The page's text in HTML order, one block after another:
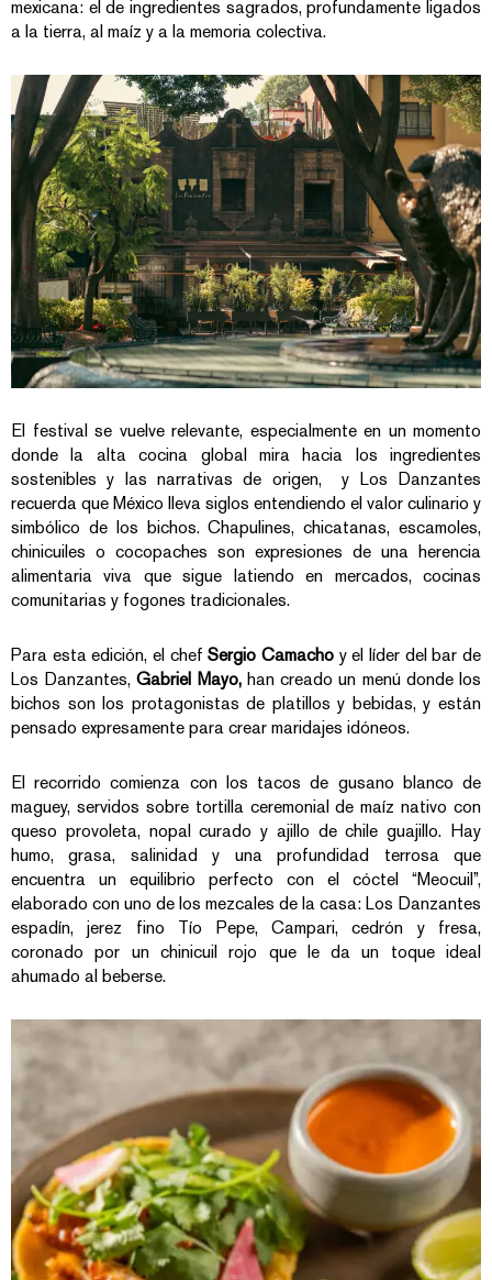
mexicana: el de ingredientes sagrados, profundamente ligados
a la tierra, al maíz y a la memoria colectiva.
El festival se vuelve relevante, especialmente en un momento
donde la alta cocina global mira hacia los ingredientes
sostenibles y las narrativas de origen, y Los Danzantes
recuerda que México lleva siglos entendiendo el valor culinario y
simbólico de los bichos. Chapulines, chicatanas, escamoles,
chinicuiles o cocopaches son expresiones de una herencia
alimentaria viva que sigue latiendo en mercados, cocinas
comunitarias y fogones tradicionales.
Para esta edición, el chefSergio Camacho y el líder del bar de
Los Danzantes,Gabriel Mayo,han creado un menú donde los
bichos son los protagonistas de platillos y bebidas, y están
pensado expresamente para crear maridajes idóneos.
El recorrido comienza con los tacos de gusano blanco de
maguey, servidos sobre tortilla ceremonial de maíz nativo con
queso provoleta, nopal curado y ajillo de chile guajillo. Hay
humo, grasa, salinidad y una profundidad terrosa que
encuentra un equilibrio perfecto con el cóctel “Meocuil”,
elaborado con uno de los mezcales de la casa: Los Danzantes
espadín, jerez fino Tío Pepe, Campari, cedrón y fresa,
coronado por un chinicuil rojo que le da un toque ideal
ahumado al beberse.